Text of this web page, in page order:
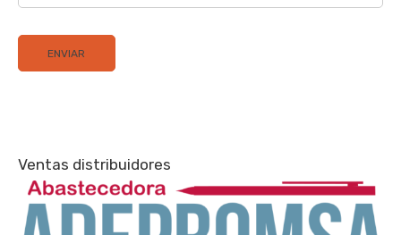
Ventas distribuidores